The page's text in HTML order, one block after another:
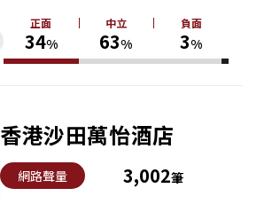
正面
34%
中立
63%
負面
3%
香港沙田萬怡酒店
網路聲量 3,002筆